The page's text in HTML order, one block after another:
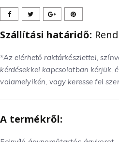
Szállítási határidő:
*Az elérhető raktárkészlettel,
kérdésekkel kapcsolatban kérjük,
valamelyikén, vagy keresse fel
A termékről: